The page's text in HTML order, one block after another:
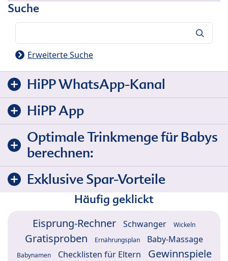
Suche
Erweiterte Suche
HiPP WhatsApp-Kanal
HiPP App
Optimale Trinkmenge für Babys
berechnen:
Exklusive Spar-Vorteile
Häufig geklickt
Eisprung-Rechner Schwanger Wickeln
Gratisproben Ernährungsplan Baby-Massage
Babynamen Checklisten für Eltern
Gewinnspiele